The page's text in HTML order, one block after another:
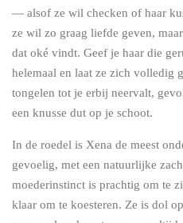
— alsof ze wil checken of haar
ze wil zo graag liefde geven,
dat oké vindt. Geef je haar die
helemaal en laat ze zich volledig
tongelen tot je erbij neervalt,
een knusse dut op je schoot.
In de roedel is Xena de meest
gevoelig, met een natuurlijke
moederinstinct is prachtig om te
klaar om te koesteren. Ze is dol